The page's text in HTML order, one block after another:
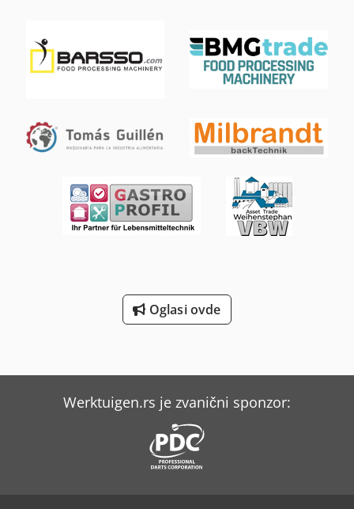
Oglasi ovde
Werktuigen.rs je zvanični sponzor: